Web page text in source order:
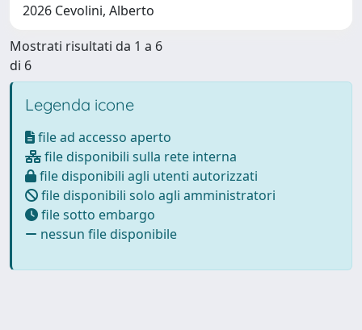
2026 Cevolini, Alberto
Mostrati risultati da 1 a 6
di 6
Legenda icone
file ad accesso aperto
file disponibili sulla rete interna
file disponibili agli utenti autorizzati
file disponibili solo agli amministratori
file sotto embargo
nessun file disponibile